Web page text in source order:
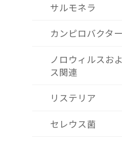
サルモネラ
カンピロバクター
ノロウィルスお
ス関連
リステリア
セレウス菌